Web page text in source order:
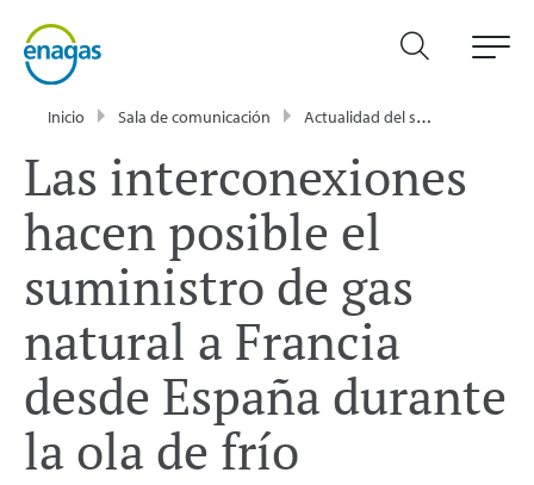
Inicio Sala de comunicación Actualidad del sector energético - Enagás
Las interconexiones
hacen posible el
suministro de gas
natural a Francia
desde España durante
la ola de frío